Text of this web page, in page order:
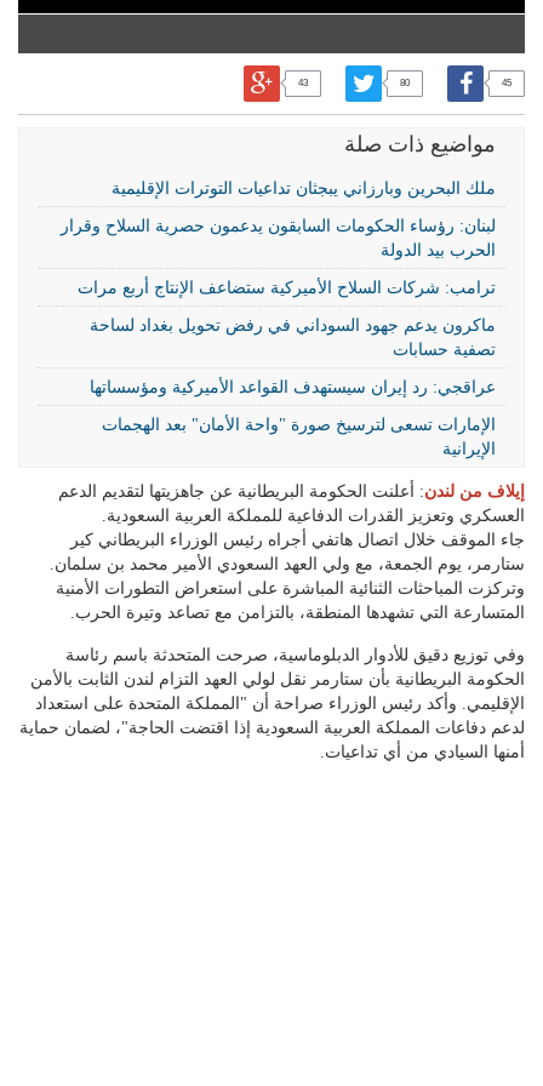
45
80
43
مواضيع ذات صلة
ملك البحرين وبارزاني يبجثان تداعيات التوترات الإقليمية
لبنان: رؤساء الحكومات السابقون يدعمون حصرية السلاح وقرار
الحرب بيد الدولة
ترامب: شركات السلاح الأميركية ستضاعف الإنتاج أربع مرات
ماكرون يدعم جهود السوداني في رفض تحويل بغداد لساحة
تصفية حسابات
عراقجي: رد إيران سيستهدف القواعد الأميركية ومؤسساتها
الإمارات تسعى لترسيخ صورة "واحة الأمان" بعد الهجمات
الإيرانية
إيلاف من لندن: أعلنت الحكومة البريطانية عن جاهزيتها لتقديم الدعم
العسكري وتعزيز القدرات الدفاعية للمملكة العربية السعودية.
جاء الموقف خلال اتصال هاتفي أجراه رئيس الوزراء البريطاني كير
ستارمر، يوم الجمعة، مع ولي العهد السعودي الأمير محمد بن سلمان.
وتركزت المباحثات الثنائية المباشرة على استعراض التطورات الأمنية
المتسارعة التي تشهدها المنطقة، بالتزامن مع تصاعد وتيرة الحرب.
وفي توزيع دقيق للأدوار الدبلوماسية، صرحت المتحدثة باسم رئاسة
الحكومة البريطانية بأن ستارمر نقل لولي العهد التزام لندن الثابت بالأمن
الإقليمي. وأكد رئيس الوزراء صراحة أن "المملكة المتحدة على استعداد
لدعم دفاعات المملكة العربية السعودية إذا اقتضت الحاجة"، لضمان حماية
أمنها السيادي من أي تداعيات.